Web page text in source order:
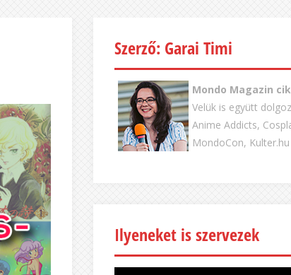
Szerző: Garai Timi
Mondo Magazin
Velük is együtt
Anime Addicts,
MondoCon, Kulter.hu
Ilyeneket is szervezek